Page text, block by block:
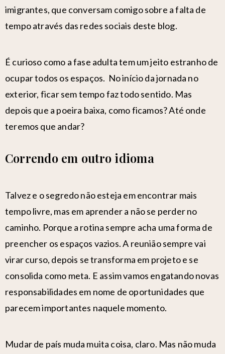
imigrantes, que conversam comigo sobre a falta de
tempo através das redes sociais deste blog.
É curioso como a fase adulta tem um jeito estranho de
ocupar todos os espaços. No início da jornada no
exterior, ficar sem tempo faz todo sentido. Mas
depois que a poeira baixa, como ficamos? Até onde
teremos que andar?
Correndo em outro idioma
Talvez e o segredo não esteja em encontrar mais
tempo livre, mas em aprender a não se perder no
caminho. Porque a rotina sempre acha uma forma de
preencher os espaços vazios.A reunião sempre vai
virar curso, depois se transforma em projeto e se
consolida como meta. E assim vamos engatando novas
responsabilidades em nome de oportunidades que
parecem importantes naquele momento.
Mudar de país muda muita coisa, claro. Mas não muda